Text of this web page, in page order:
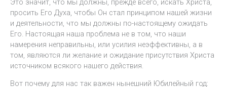
просить Его Духа, чтобы Он стал принципом нашей жизни
и деятельности, что мы должны по-настоящему ожидать
Его. Настоящая наша проблема не в том, что наши
намерения неправильны, или усилия неэффективны, а в
том, являются ли желание и ожидание присутствия Христа
источником всякого нашего действия.
Вот почему для нас так важен нынешний Юбилейный год: